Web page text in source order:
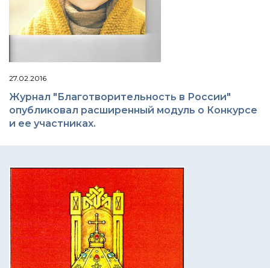
27.02.2016
Журнал "Благотворительность в России"
опубликовал расширенный модуль о Конкурсе
и ее участниках.